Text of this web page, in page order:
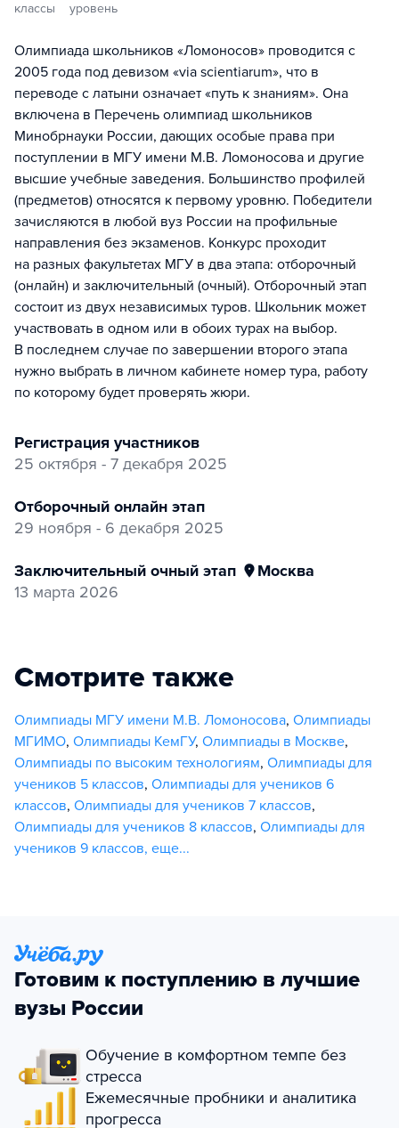
классы уровень
Олимпиада школьников «Ломоносов» проводится с
2005 года под девизом «via scientiarum», что в
переводе с латыни означает «путь к знаниям». Она
включена в Перечень олимпиад школьников
Минобрнауки России, дающих особые права при
поступлении в МГУ имени М.В. Ломоносова и другие
высшие учебные заведения. Большинство профилей
(предметов) относятся к первому уровню. Победители
зачисляются в любой вуз России на профильные
направления без экзаменов. Конкурс проходит
на разных факультетах МГУ в два этапа: отборочный
(онлайн) и заключительный (очный). Отборочный этап
состоит из двух независимых туров. Школьник может
участвовать в одном или в обоих турах на выбор.
В последнем случае по завершении второго этапа
нужно выбрать в личном кабинете номер тура, работу
по которому будет проверять жюри.
регистрация участников
25 октября - 7 декабря 2025
отборочный онлайн этап
29 ноября - 6 декабря 2025
заключительный очный этап
Москва
13 марта 2026
Смотрите также
Олимпиады МГУ имени М.В. Ломоносова, Олимпиады
МГИМО, Олимпиады КемГУ, Олимпиады в Москве,
Олимпиады по высоким технологиям, Олимпиады для
учеников 5 классов, Олимпиады для учеников 6
классов, Олимпиады для учеников 7 классов,
Олимпиады для учеников 8 классов, Олимпиады для
учеников 9 классов, еще...
Готовим к поступлению в лучшие
вузы России
Обучение в комфортном темпе без
стресса
Ежемесячные пробники и аналитика
прогресса